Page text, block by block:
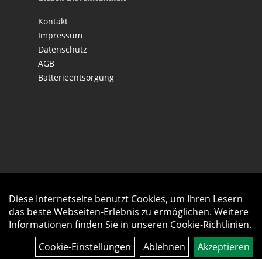
Kontakt
Impressum
Datenschutz
AGB
Batterieentsorgung
Diese Internetseite benutzt Cookies, um Ihren Lesern
das beste Webseiten-Erlebnis zu ermöglichen. Weitere
Informationen finden Sie in unseren Cookie-Richtlinien.
Cookie-Einstellungen
Ablehnen Akzeptieren
Auftrag widerrufen